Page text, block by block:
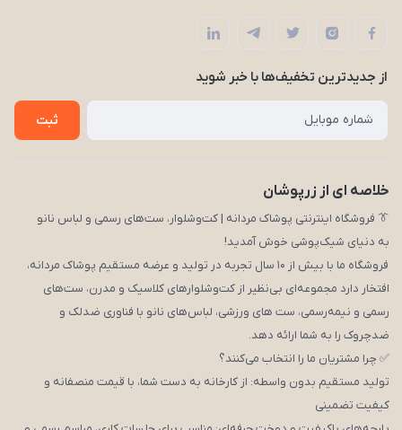
لیست محصولات
درباره ما
تماس با ما
قوانین و مقررات
حریم خصوصی
راهنما
از جدید‌ترین تخفیف‌ها با‌ خبر شوید
ثبت
خلاصه ای از زرپوشان
👔 فروشگاه اینترنتی پوشاک مردانه | کت‌وشلوار، ست‌های رسمی و لباس نانو
به دنیای شیک‌پوشی خوش آمدید!
فروشگاه ما با بیش از ۱۰ سال تجربه در تولید و عرضه مستقیم پوشاک مردانه،
افتخار دارد مجموعه‌ای بی‌نظیر از کت‌وشلوارهای کلاسیک و مدرن، ست‌های
رسمی و نیمه‌رسمی، ست های ورزشی، لباس‌های نانو با فناوری ضدلک و
ضدچروک را به شما ارائه دهد.
✅ چرا مشتریان ما را انتخاب می‌کنند؟
تولید مستقیم بدون واسطه: از کارخانه به دست شما، با قیمت منصفانه و
کیفیت تضمینی